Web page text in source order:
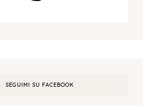
SEGUIMI SU FACEBOOK